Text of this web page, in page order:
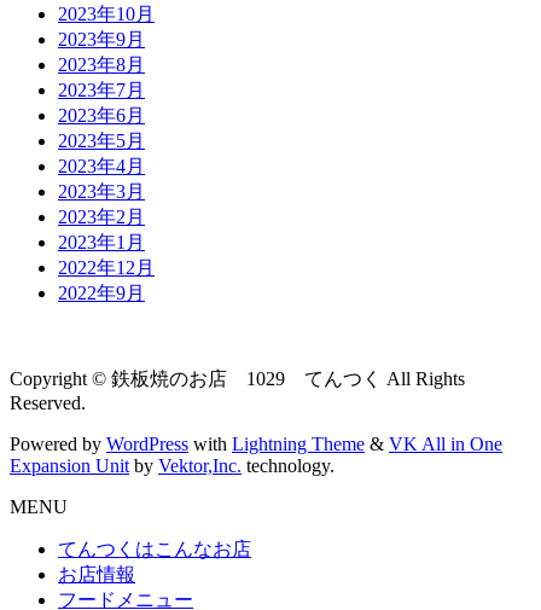
2023年10月
2023年9月
2023年8月
2023年7月
2023年6月
2023年5月
2023年4月
2023年3月
2023年2月
2023年1月
2022年12月
2022年9月
Copyright © 鉄板焼のお店 1029 てんつく All Rights
Reserved.
Powered by WordPress with Lightning Theme & VK All in One
Expansion Unit by Vektor,Inc. technology.
MENU
てんつくはこんなお店
お店情報
フードメニュー